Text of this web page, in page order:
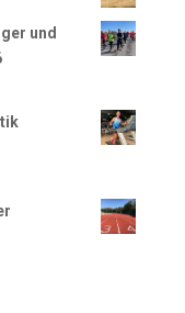
und